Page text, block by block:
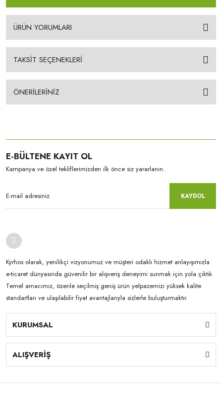
ÜRÜN YORUMLARI
TAKSİT SEÇENEKLERİ
ÖNERİLERİNİZ
E-BÜLTENE KAYIT OL
Kampanya ve özel tekliflerimizden ilk önce siz yararlanın.
KAYDOL
Kyrhos olarak, yenilikçi vizyonumuz ve müşteri odaklı hizmet anlayışımızla
e-ticaret dünyasında güvenilir bir alışveriş deneyimi sunmak için yola çıktık.
Temel amacımız, özenle seçilmiş geniş ürün yelpazemizi yüksek kalite
standartları ve ulaşılabilir fiyat avantajlarıyla sizlerle buluşturmaktır.
KURUMSAL
ALIŞVERİŞ